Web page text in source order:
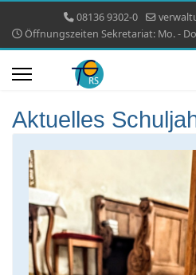
08136 9302-0
Öffnungszeiten Sekretariat: Mo. -
Aktuelles